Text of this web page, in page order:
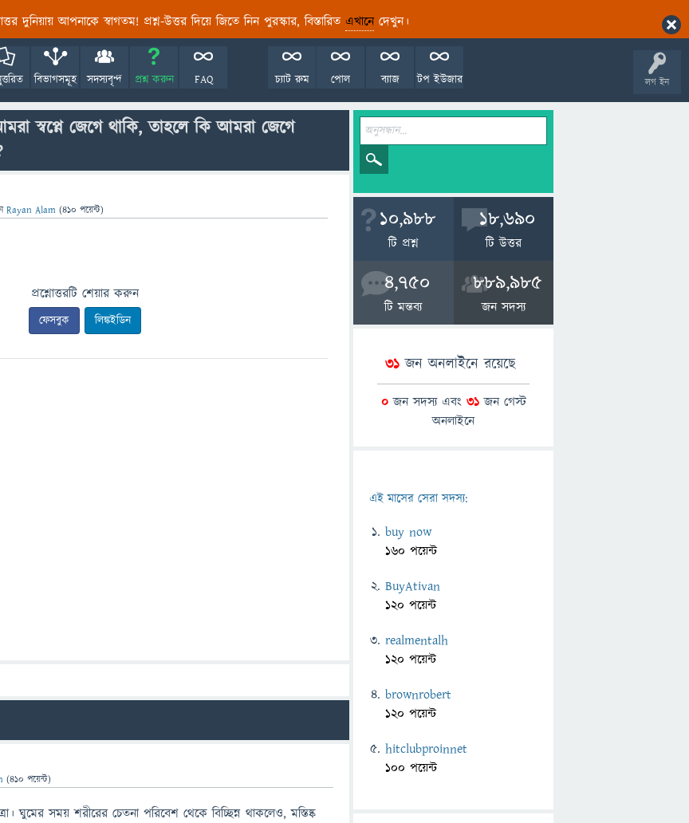
দুনিয়ায় আপনাকে স্বাগতম! প্রশ্ন-উত্তর দিয়ে জিতে নিন পুরস্কার, বিস্তারিত এখানেদেখুন।
লগ ইন
বিভাগসমূহ সদস্যবৃন্দ প্রশ্ন করুন FAQ টপ ইউজার
ব্যাজ
পোল
চ্যাট রুম
স্বপ্নে জেগে থাকি, তাহলে কি আমরা জেগে
Rayan Alam (410 পয়েন্ট)
প্রশ্নোত্তরটি শেয়ার করুন
ফেসবুক লিঙ্কইডিন
(410 পয়েন্ট)
ঘুমের সময় শরীরের চেতনা পরিবেশ থেকে বিচ্ছিন্ন থাকলেও, মস্তিষ্ক
10,988
টি প্রশ্ন
18,690
টি উত্তর
4,750
টি মন্তব্য
889,985
জন সদস্য
31জন অনলাইনে রয়েছে
0জন সদস্য এবং 31জন গেস্ট
অনলাইনে
এই মাসের সেরা সদস্য:
buy now
160 পয়েন্ট
BuyAtivan
120 পয়েন্ট
realmentalh
120 পয়েন্ট
brownrobert
120 পয়েন্ট
hitclubproinnet
100 পয়েন্ট